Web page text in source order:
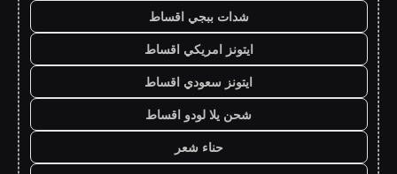
شدات ببجي اقساط
ايتونز امريكي اقساط
ايتونز سعودي اقساط
شحن يلا لودو اقساط
حناء شعر